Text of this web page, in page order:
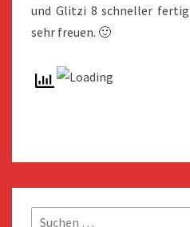
und Glitzi 8 schneller
sehr freuen. 🙂
Suchen